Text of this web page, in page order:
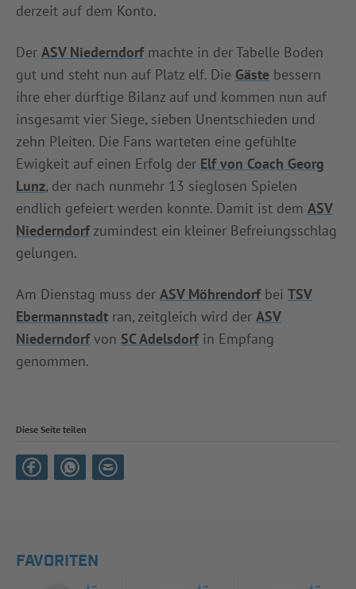
derzeit auf dem Konto.
Der ASV Niederndorfmachte in der Tabelle Boden
gut und steht nun auf Platz elf. Die Gäste bessern
ihre eher dürftige Bilanz auf und kommen nun auf
insgesamt vier Siege, sieben Unentschieden und
zehn Pleiten. Die Fans warteten eine gefühlte
Ewigkeit auf einen Erfolg der Elf von Coach Georg
Lunz, der nach nunmehr 13 sieglosen Spielen
endlich gefeiert werden konnte. Damit ist dem ASV
Niederndorfzumindest ein kleiner Befreiungsschlag
gelungen.
Am Dienstag muss der ASV Möhrendorfbei TSV
Ebermannstadt ran, zeitgleich wird der ASV
Niederndorfvon SC Adelsdorfin Empfang
genommen.
Diese Seite teilen
FAVORITEN